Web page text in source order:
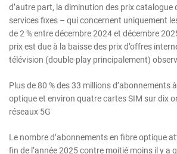
d’autre part, la diminution des prix catalogue
services fixes – qui concernent uniquement
de 2 % entre décembre 2024 et décembre
prix est due à la baisse des prix d’offres
télévision (double-play principalement)
Plus de 80 % des 33 millions d’abonnements
optique et environ quatre cartes SIM sur dix
réseaux 5G
Le nombre d’abonnements en fibre optique
fin de l’année 2025 contre moitié moins il y a